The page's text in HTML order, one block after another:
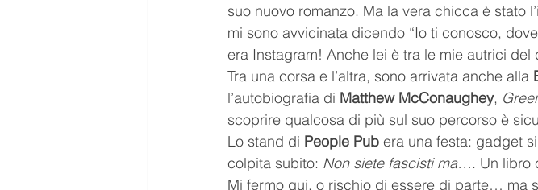
suo nuovo romanzo. Ma la vera chicca è stato
mi sono avvicinata dicendo “Io ti conosco,
era Instagram! Anche lei è tra le mie autrici del
Tra una corsa e l’altra, sono arrivata anche alla
l’autobiografia di Matthew McConaughey,
scoprire qualcosa di più sul suo percorso è
Lo stand di People Pub era una festa: gadget
colpita subito: Non siete fascisti ma…. Un libro
Mi fermo qui, o rischio di essere di parte… ma